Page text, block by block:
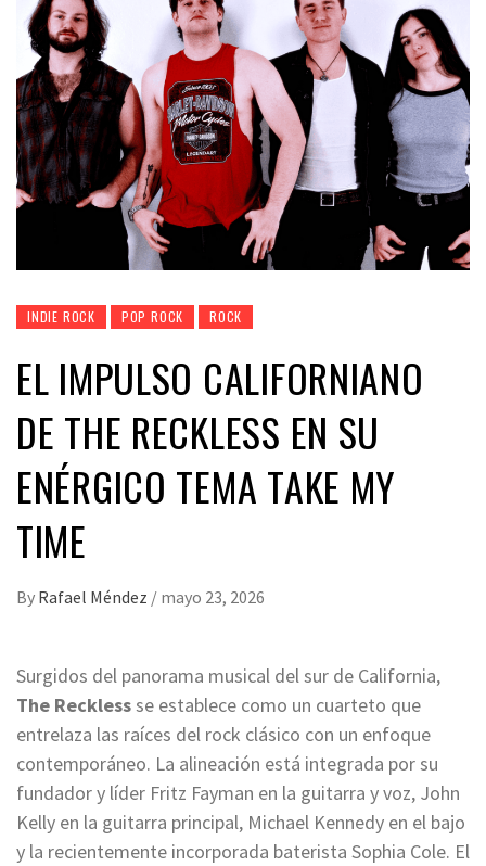
INDIE ROCK POP ROCK ROCK
EL IMPULSO CALIFORNIANO
DE THE RECKLESS EN SU
ENÉRGICO TEMA TAKE MY
TIME
By Rafael Méndez / mayo 23, 2026
Surgidos del panorama musical del sur de California,
The Recklessse establece como un cuarteto que
entrelaza las raíces del rock clásico con un enfoque
contemporáneo. La alineación está integrada por su
fundador y líder Fritz Fayman en la guitarra y voz, John
Kelly en la guitarra principal, Michael Kennedy en el bajo
y la recientemente incorporada baterista Sophia Cole. El